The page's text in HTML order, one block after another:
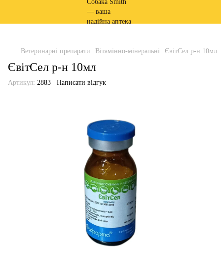
Ветеринарні препарати Вітамінно-мінеральні ЄвітСел р-н 10мл
ЄвітСел р-н 10мл
Артикул: 2883 Написати відгук